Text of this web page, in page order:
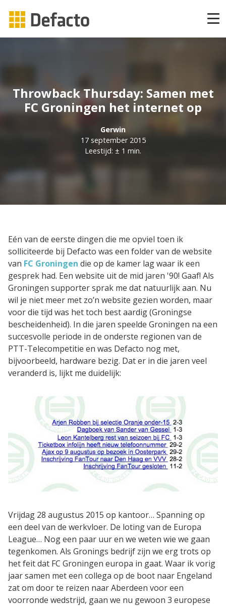
CAPP Learning
CAPP Adaptief Leren
CAPP Compliance
CAPP Compliance API
CAPP EPA Portfolio
Agile Air
Agile QR
Agile Programs
CAPP Loopbaanontwikkeling
Spruitje
Zorgcontent
Oplossingen
Online Academie
Extern Leerportaal
Maak zelf e-learning
Zorgonderwijs met EPA's
Performance Support
Throwback Thursday: Samen met
FC Groningen het internet op
Gerwin
17 september 2015
Leestijd: ± 1 min.
Eén van de eerste dingen die me opviel toen ik
solliciteerde bij Defacto was een folder van de website
van FC Groningen die op de kamer lag waar ik een
gesprek had. Een website uit de mid jaren '90! Gaaf! Als
Groningen supporter sprak me dat natuurlijk aan. Nu
wil je niet meer met zo’n website gezien worden, maar
voor die tijd was het toch best aardig (Groningse
bescheidenheid). In die jaren speelde Groningen na een
succesvolle periode in de onderste regionen van de
PTT-Telecompetitie en was Defacto nog met,
bijvoorbeeld, hardware bezig. Dat er in die jaren veel
veranderd is, lijkt me duidelijk:
Vrijdag 28 augustus 2015 op kantoor… Spanning op
een deel van de werkvloer. De loting van de Europa
League… Nog een paar uur en we weten wie we gaan
tegenkomen. Als Gronings bedrijf zijn we erg trots op
het feit dat FC Groningen europa in gaat. Waar ik vorig
jaar samen met een collega op de boot naar Engeland
zat om door te reizen naar Aberdeen voor een
voorronde wedstrijd, gaan we nu gewoon 3 europese